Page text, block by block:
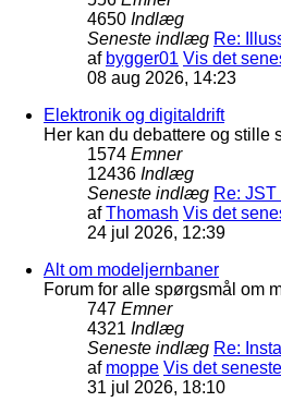
4650 Indlæg
Seneste indlæg Re:
af bygger01 Vis det
08 aug 2026, 14:23
Elektronik og digitaldrift
Her kan du debattere og
1574 Emner
12436 Indlæg
Seneste indlæg Re: JST
afThomash Vis det
24 jul 2026, 12:39
Alt om modeljernbaner
Forum for alle spørgsmål om
747 Emner
4321 Indlæg
Seneste indlæg Re:
af moppe Vis det
31 jul 2026, 18:10